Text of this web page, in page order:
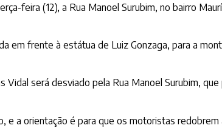
feira (12), a Rua Manoel Surubim, no bairro
em frente à estátua de Luiz Gonzaga, para a
será desviado pela Rua Manoel Surubim, que
e a orientação é para que os motoristas redobrem